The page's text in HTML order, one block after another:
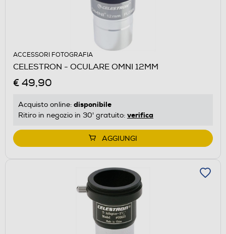
ACCESSORI FOTOGRAFIA
CELESTRON - OCULARE OMNI 12MM
€ 49,90
Acquisto online: disponibile
Ritiro in negozio in 30' gratuito: verifica
AGGIUNGI